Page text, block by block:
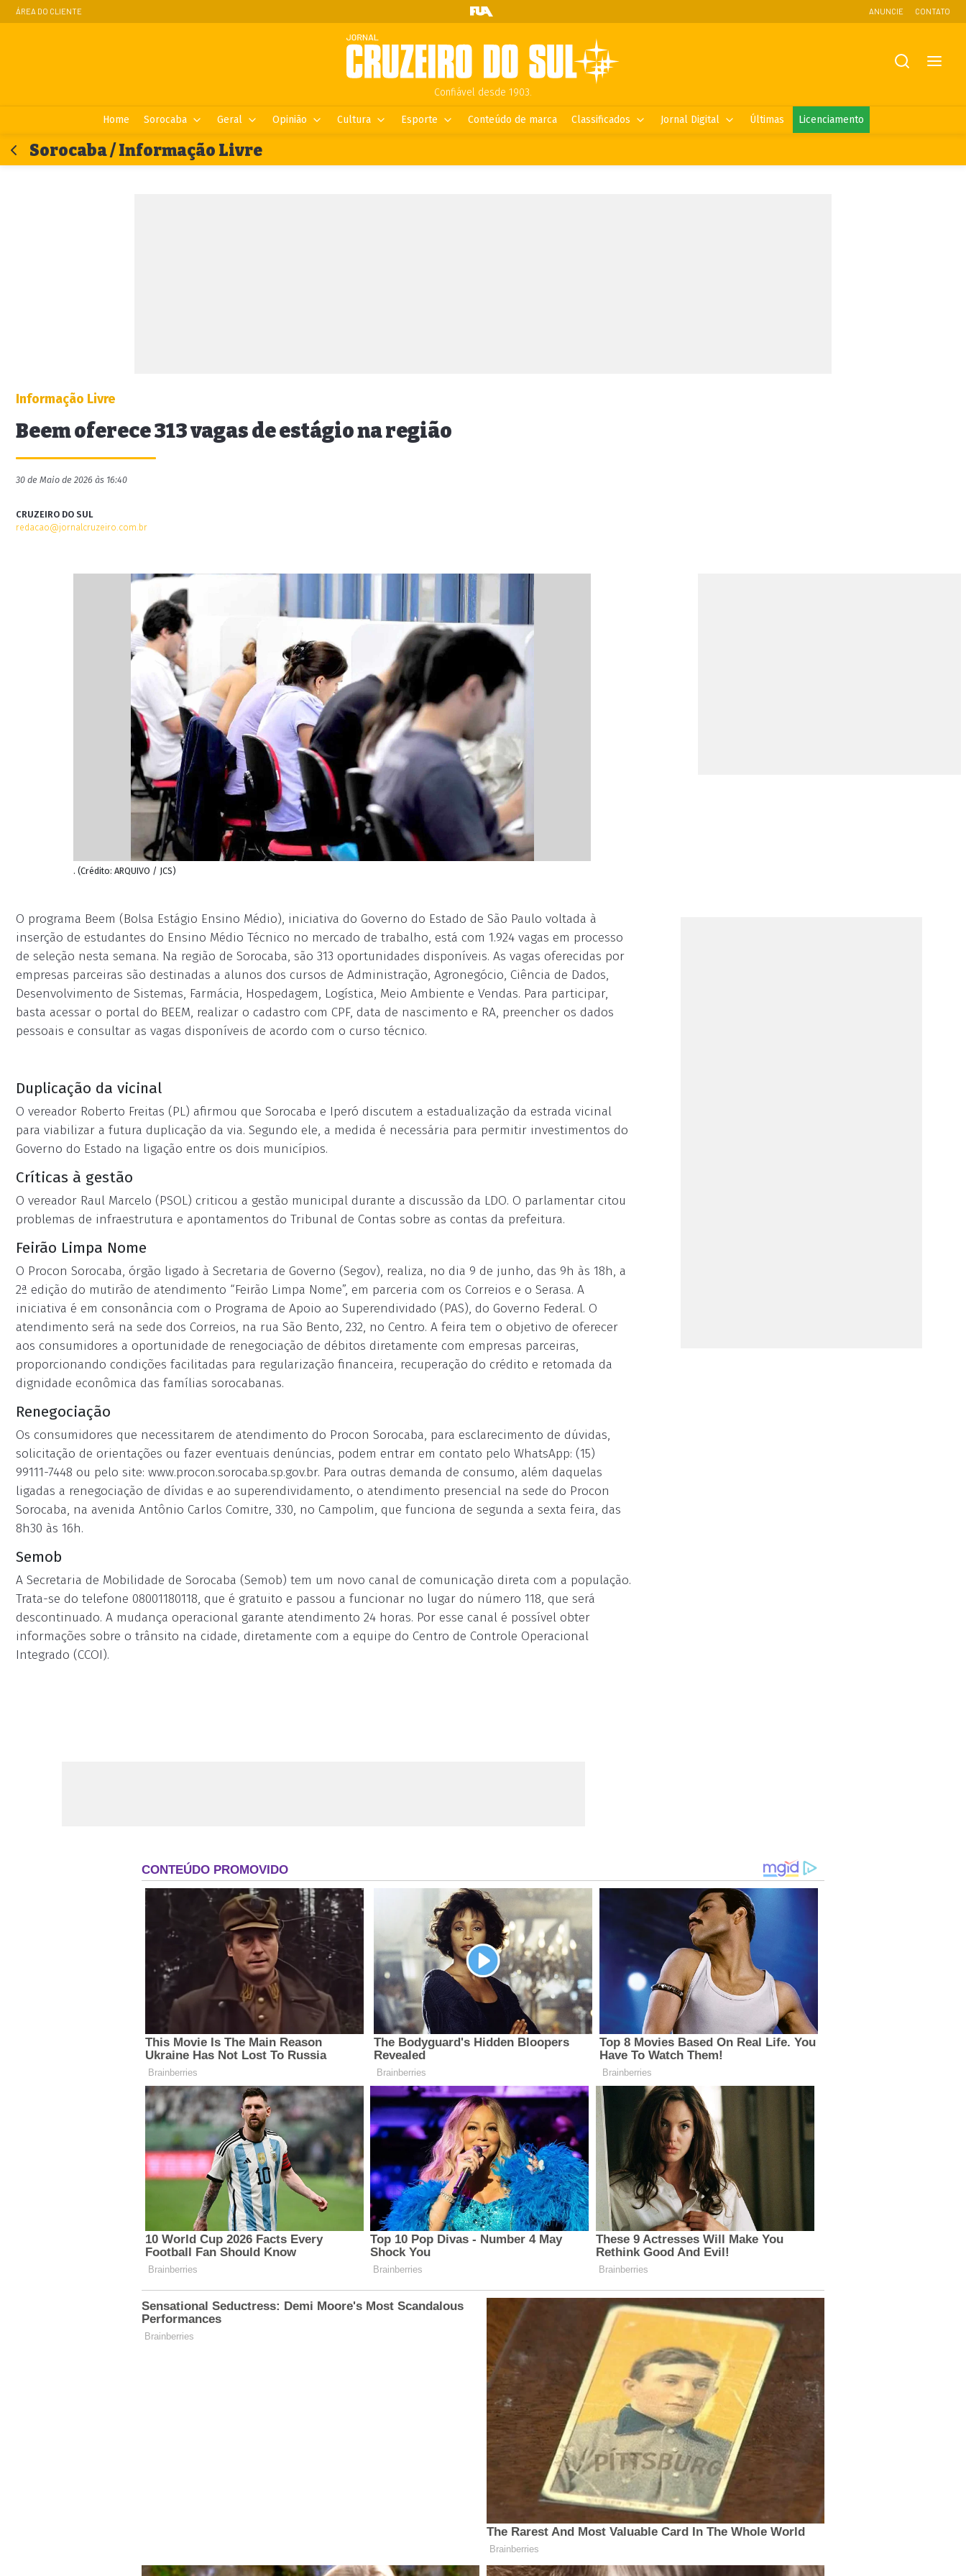
ÁREA DO CLIENTE ANUNCIE CONTATO
Confiável desde 1903.
Home Sorocaba Geral Opinião Cultura Esporte Conteúdo de marca Classificados Jornal Digital Últimas Licenciamento
Sorocaba / Informação Livre
Informação Livre
Beem oferece 313 vagas de estágio na região
30 de Maio de 2026 às 16:40
CRUZEIRO DO SUL
redacao@jornalcruzeiro.com.br
. (Crédito: ARQUIVO / JCS)
O programa Beem (Bolsa Estágio Ensino Médio), iniciativa do Governo do Estado de São Paulo voltada à
inserção de estudantes do Ensino Médio Técnico no mercado de trabalho, está com 1.924 vagas em processo
de seleção nesta semana. Na região de Sorocaba, são 313 oportunidades disponíveis. As vagas oferecidas por
empresas parceiras são destinadas a alunos dos cursos de Administração, Agronegócio, Ciência de Dados,
Desenvolvimento de Sistemas, Farmácia, Hospedagem, Logística, Meio Ambiente e Vendas. Para participar,
basta acessar o portal do BEEM, realizar o cadastro com CPF, data de nascimento e RA, preencher os dados
pessoais e consultar as vagas disponíveis de acordo com o curso técnico.
Duplicação da vicinal
O vereador Roberto Freitas (PL) afirmou que Sorocaba e Iperó discutem a estadualização da estrada vicinal
para viabilizar a futura duplicação da via. Segundo ele, a medida é necessária para permitir investimentos do
Governo do Estado na ligação entre os dois municípios.
Críticas à gestão
O vereador Raul Marcelo (PSOL) criticou a gestão municipal durante a discussão da LDO. O parlamentar citou
problemas de infraestrutura e apontamentos do Tribunal de Contas sobre as contas da prefeitura.
Feirão Limpa Nome
O Procon Sorocaba, órgão ligado à Secretaria de Governo (Segov), realiza, no dia 9 de junho, das 9h às 18h, a
2ª edição do mutirão de atendimento “Feirão Limpa Nome”, em parceria com os Correios e o Serasa. A
iniciativa é em consonância com o Programa de Apoio ao Superendividado (PAS), do Governo Federal. O
atendimento será na sede dos Correios, na rua São Bento, 232, no Centro. A feira tem o objetivo de oferecer
aos consumidores a oportunidade de renegociação de débitos diretamente com empresas parceiras,
proporcionando condições facilitadas para regularização financeira, recuperação do crédito e retomada da
dignidade econômica das famílias sorocabanas.
Renegociação
Os consumidores que necessitarem de atendimento do Procon Sorocaba, para esclarecimento de dúvidas,
solicitação de orientações ou fazer eventuais denúncias, podem entrar em contato pelo WhatsApp: (15)
99111-7448 ou pelo site: www.procon.sorocaba.sp.gov.br. Para outras demanda de consumo, além daquelas
ligadas a renegociação de dívidas e ao superendividamento, o atendimento presencial na sede do Procon
Sorocaba, na avenida Antônio Carlos Comitre, 330, no Campolim, que funciona de segunda a sexta feira, das
8h30 às 16h.
Semob
A Secretaria de Mobilidade de Sorocaba (Semob) tem um novo canal de comunicação direta com a população.
Trata-se do telefone 08001180118, que é gratuito e passou a funcionar no lugar do número 118, que será
descontinuado. A mudança operacional garante atendimento 24 horas. Por esse canal é possível obter
informações sobre o trânsito na cidade, diretamente com a equipe do Centro de Controle Operacional
Integrado (CCOI).